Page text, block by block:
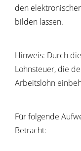
den
bilden lassen.
Hinweis: Durch
Lohnsteuer, die
Arbeitslohn
Für folgende
Betracht: